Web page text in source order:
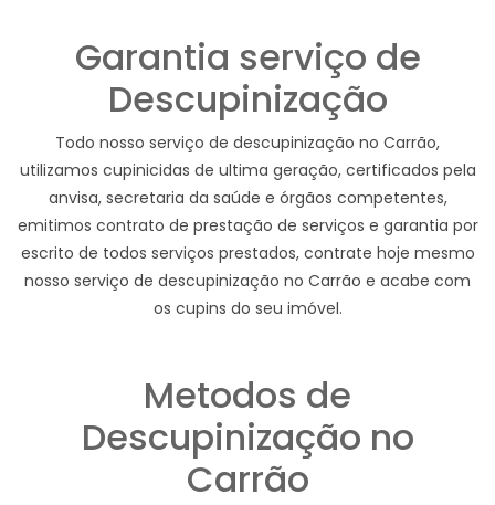
Garantia serviço de
Descupinização
Todo nosso serviço de descupinização no Carrão,
utilizamos cupinicidas de ultima geração, certificados pela
anvisa, secretaria da saúde e órgãos competentes,
emitimos contrato de prestação de serviços e garantia por
escrito de todos serviços prestados, contrate hoje mesmo
nosso serviço de descupinização no Carrão e acabe com
os cupins do seu imóvel.
Metodos de
Descupinização no
Carrão